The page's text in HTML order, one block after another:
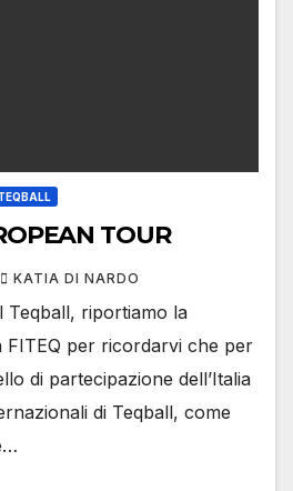
TOUR
KATIA DI NARDO
Teqball, riportiamo la
FITEQ per ricordarvi che per
di partecipazione dell’Italia
di Teqball, come